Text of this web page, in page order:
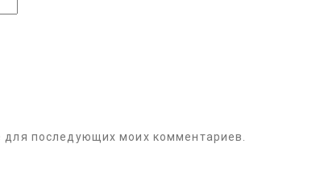
последующих моих комментариев.